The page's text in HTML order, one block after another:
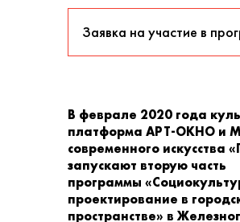
Заявка на участие в
В феврале 2020 года
платформа АРТ-ОКНО и
современного искусства
запускают вторую часть
программы
проектирование в
пространстве» в